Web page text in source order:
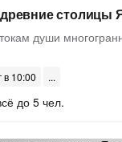
столицы
души
в 10:00
до 5 чел.